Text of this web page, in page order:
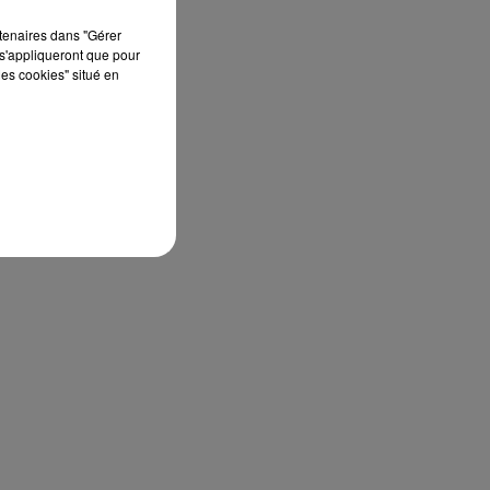
dans "Gérer
que pour
cookies" situé en